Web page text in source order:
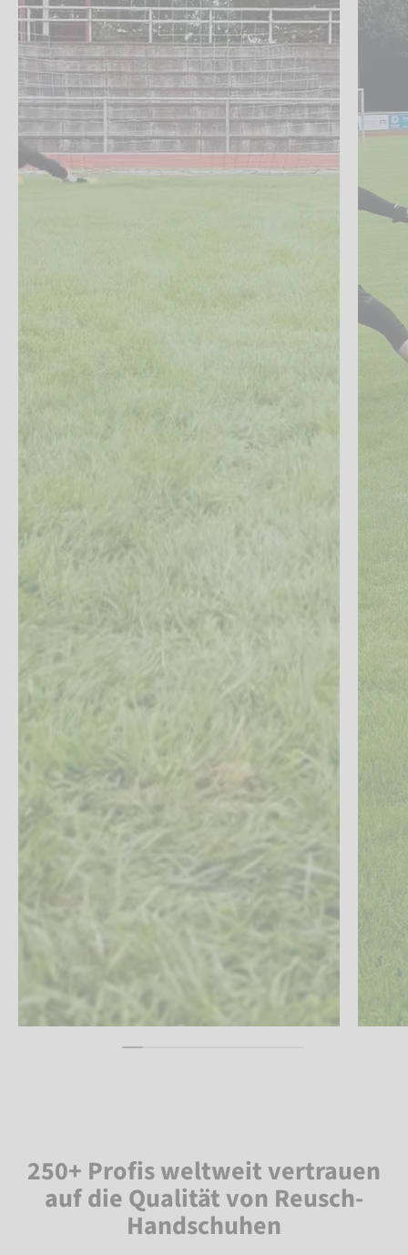
250+ Profis weltweit vertrauen
auf die Qualität von Reusch-
Handschuhen